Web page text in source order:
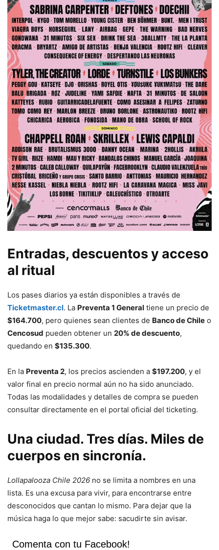
Entradas, descuentos y acceso
al ritual
Los pases diarios ya están disponibles a través de
Ticketmaster.cl. La Preventa 1 General tiene un precio de
$164.700, pero quienes sean clientes de Banco de Chile o
Cencosud pueden obtener un 20% de descuento,
quedando en $135.300.
En la Preventa 2, los precios ascienden a $197.200, y el
valor final en precio normal aún no ha sido anunciado.
Todas las modalidades y detalles de compra se pueden
consultar directamente en el portal oficial del ticketing.
Una ciudad. Tres días. Miles de
cuerpos en sincronía.
Lollapalooza Chile 2026 no se limita a nombres en una
lista. Es una excusa para vivir, para encontrarse entre
desconocidos que cantan lo mismo. Para dejar que la
música haga lo que mejor sabe: sacudirte sin avisar.
Comenta con tu Facebook!